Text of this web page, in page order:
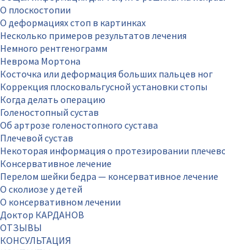
О плоскостопии
О деформациях стоп в картинках
Несколько примеров результатов лечения
Немного рентгенограмм
Неврома Мортона
Косточка или деформация больших пальцев ног
Коррекция плосковальгусной установки стопы
Когда делать операцию
Голеностопный сустав
Об артрозе голеностопного сустава
Плечевой сустав
Некоторая информация о протезировании
Консервативное лечение
Перелом шейки бедра — консервативное лечение
О сколиозе у детей
О консервативном лечении
Доктор КАРДАНОВ
ОТЗЫВЫ
КОНСУЛЬТАЦИЯ